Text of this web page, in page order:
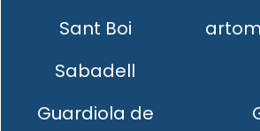
Sant Boi
Sabadell
Guardiola de